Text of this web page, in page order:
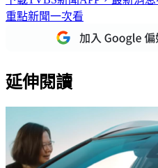
重點新聞一次看
延伸閱讀